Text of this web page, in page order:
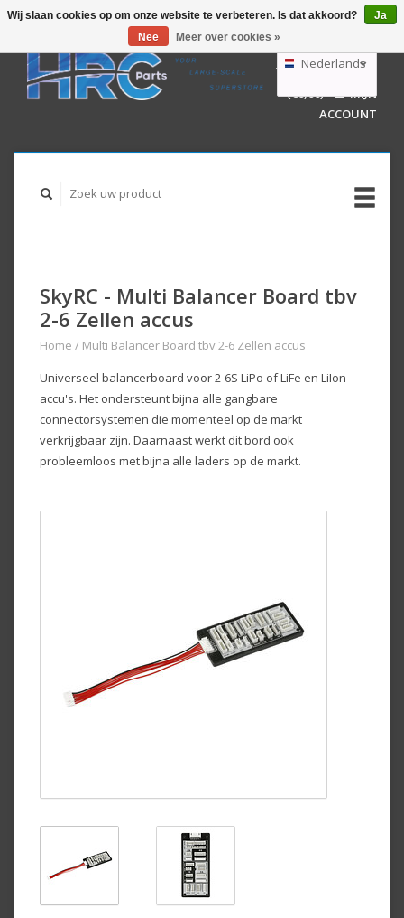
GBP
AUD
Nederlands
Deutsch
English
WINKELWAGEN
(€0,00)
MIJN
ACCOUNT
SkyRC - Multi Balancer Board tbv
2-6 Zellen accus
Home / Multi Balancer Board tbv 2-6 Zellen accus
Universeel balancerboard voor 2-6S LiPo of LiFe en LiIon
accu's. Het ondersteunt bijna alle gangbare
connectorsystemen die momenteel op de markt
verkrijgbaar zijn. Daarnaast werkt dit bord ook
probleemloos met bijna alle laders op de markt.
Wij slaan cookies op om onze website te verbeteren. Is dat akkoord?
Ja
Nee
Meer over cookies »